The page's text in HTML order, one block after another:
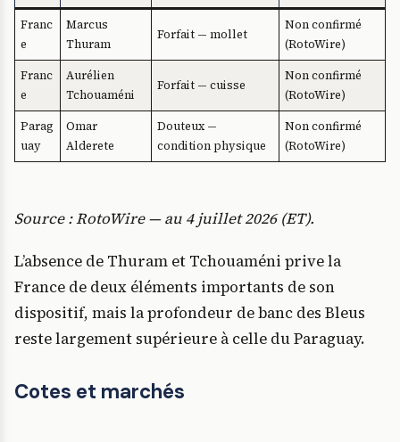
Franc
e
Marcus
Thuram
Forfait — mollet
Non confirmé
(RotoWire)
Franc
e
Aurélien
Tchouaméni
Forfait — cuisse
Non confirmé
(RotoWire)
Parag
uay
Omar
Alderete
Douteux —
condition physique
Non confirmé
(RotoWire)
Source : RotoWire — au 4 juillet 2026 (ET).
L’absence de Thuram et Tchouaméni prive la
France de deux éléments importants de son
dispositif, mais la profondeur de banc des Bleus
reste largement supérieure à celle du Paraguay.
Cotes et marchés